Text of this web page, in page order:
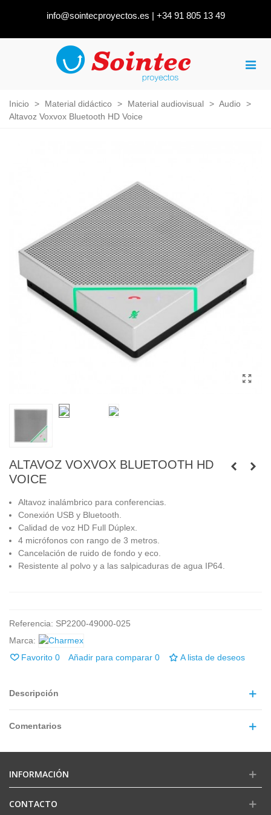
info@sointecproyectos.es | +34 91 805 13 49
Inicio > Material didáctico > Material audiovisual > Audio
>
Altavoz Voxvox Bluetooth HD Voice
ALTAVOZ VOXVOX BLUETOOTH HD
VOICE
Altavoz inalámbrico para conferencias.
Conexión USB y Bluetooth.
Calidad de voz HD Full Dúplex.
4 micrófonos con rango de 3 metros.
Cancelación de ruido de fondo y eco.
Resistente al polvo y a las salpicaduras de agua IP64.
Referencia: SP2200-49000-025
Marca:
Favorito 0 Añadir para comparar 0 A lista de deseos
Descripción
Comentarios
INFORMACIÓN
CONTACTO